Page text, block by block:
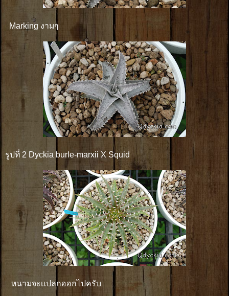
Marking งามๆ
รูปที่ 2 Dyckia burle-marxii X Squid
หนามจะเเปลกออกไปครับ